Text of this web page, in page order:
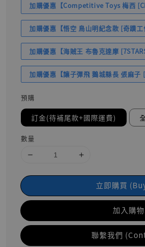
加購優惠【Competitive Toys 梅西
加購優惠【悟空 鳥山明紀念款 [奇蹟工
加購優惠【海賊王 布魯克達摩
加購優惠【讓子彈飛 鵝城縣長 張麻子
預購
訂金(待補尾款+國際運費)
數量
立即購買
加入購
聯繫我們